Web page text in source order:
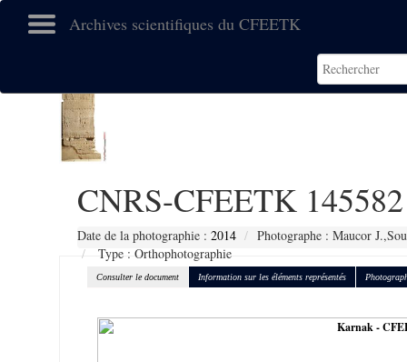
Archives scientifiques du CFEETK
CNRS-CFEETK 145582
Date de la photographie : 2014
Photographe : Maucor
Type : Orthophotographie
Consulter le document Information sur les éléments représentés